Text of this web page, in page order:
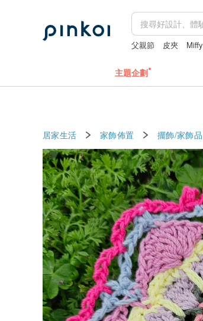
父親節 皮夾 Miffy
主題企劃
居家生活 家飾佈置 擺飾/家飾品